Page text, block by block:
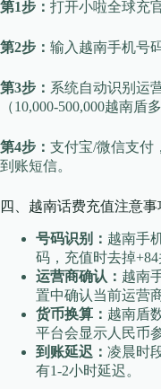
第1步： 打开小啦全球充
第2步： 输入越南手机号
第3步： 系统自动识别运
（10,000-500,000越南盾
第4步： 支付宝/微信支付
到账短信。
四、越南话费充值注意事
号码识别： 越南手
码，充值时去掉+84
运营商确认： 越南
置中确认当前运营
货币换算： 越南盾
平台会显示人民币
到账延迟： 凌晨时
有1-2小时延迟。